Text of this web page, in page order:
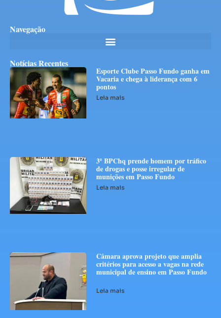
Navegação
Notícias Recentes
Esporte Clube Passo Fundo ganha em
Vacaria e chega à liderança com 6
pontos
Leia mais
3º BPChq prende homem por tráfico
de drogas e posse irregular de
munições em Passo Fundo
Leia mais
Câmara aprova projeto que amplia
critérios para acesso a vagas na rede
municipal de ensino em Passo Fundo
Leia mais